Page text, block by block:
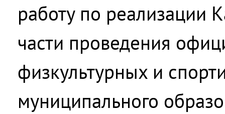
работу по реализации
части проведения
физкультурных и
муниципального